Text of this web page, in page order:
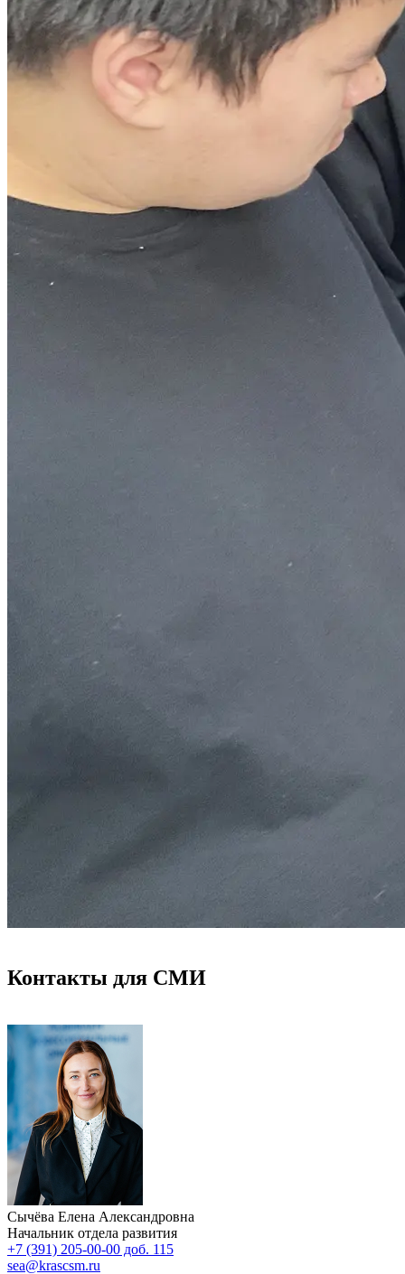
Контакты для СМИ
Сычёва Елена Александровна
Начальник отдела развития
+7 (391) 205-00-00 доб. 115
sea@krascsm.ru